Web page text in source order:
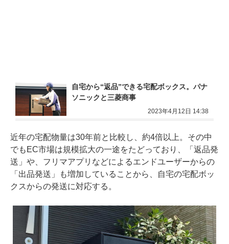
自宅から“返品”できる宅配ボックス。パナ
ソニックと三菱商事
2023年4月12日 14:38
近年の宅配物量は30年前と比較し、約4倍以上。その中
でもEC市場は規模拡大の一途をたどっており、「返品発
送」や、フリマアプリなどによるエンドユーザーからの
「出品発送」も増加していることから、自宅の宅配ボッ
クスからの発送に対応する。